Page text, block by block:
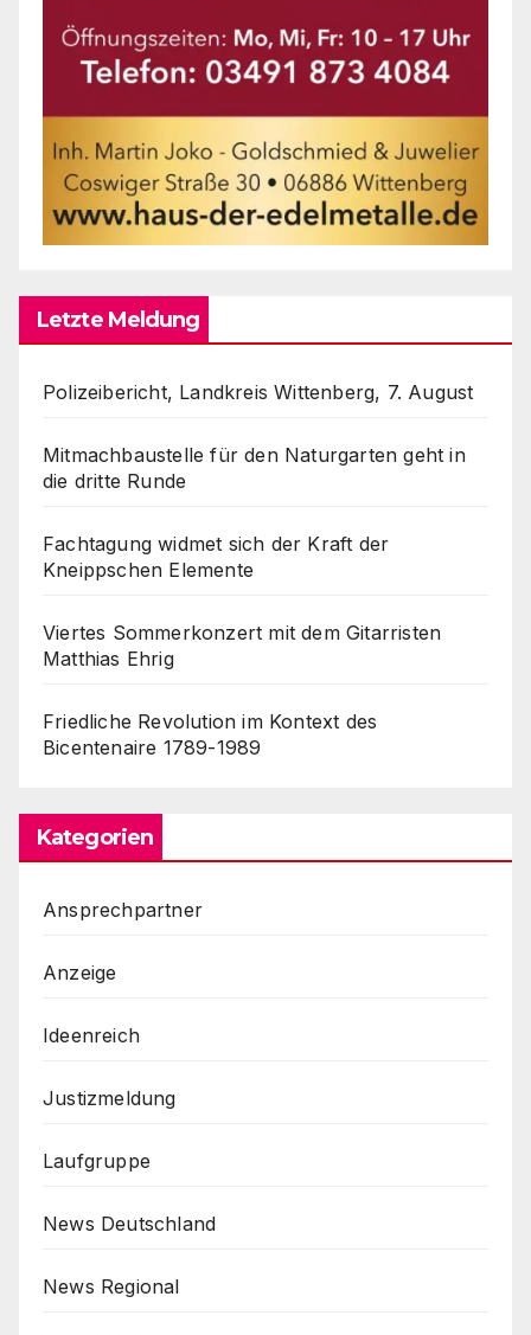
Letzte Meldung
Polizeibericht, Landkreis Wittenberg, 7. August
Mitmachbaustelle für den Naturgarten geht in
die dritte Runde
Fachtagung widmet sich der Kraft der
Kneippschen Elemente
Viertes Sommerkonzert mit dem Gitarristen
Matthias Ehrig
Friedliche Revolution im Kontext des
Bicentenaire 1789-1989
Kategorien
Ansprechpartner
Anzeige
Ideenreich
Justizmeldung
Laufgruppe
News Deutschland
News Regional